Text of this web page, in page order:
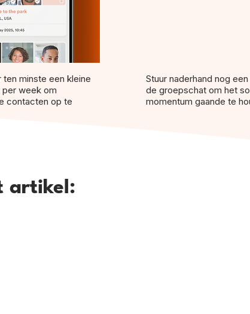
ten minste een kleine
week om
contacten op te
Stuur naderhand nog
de groepschat om het
momentum gaande te
artikel: